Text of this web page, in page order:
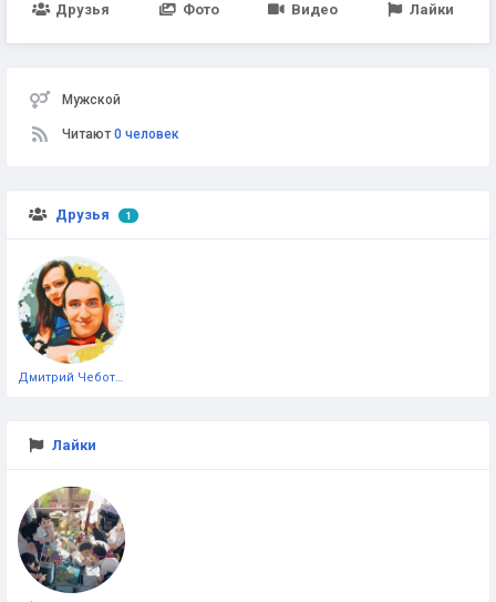
Друзья Фото Видео Лайки
Мужской
Читают0 человек
Друзья 1
Лайки